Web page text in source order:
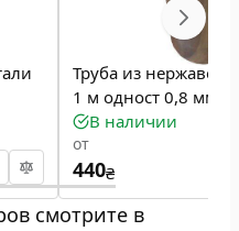
Труба из
1 м одност 0,8 мм
В наличии
от
440₴
смотрите в